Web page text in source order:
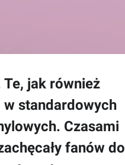
jak również
standardowych
Czasami
fanów do